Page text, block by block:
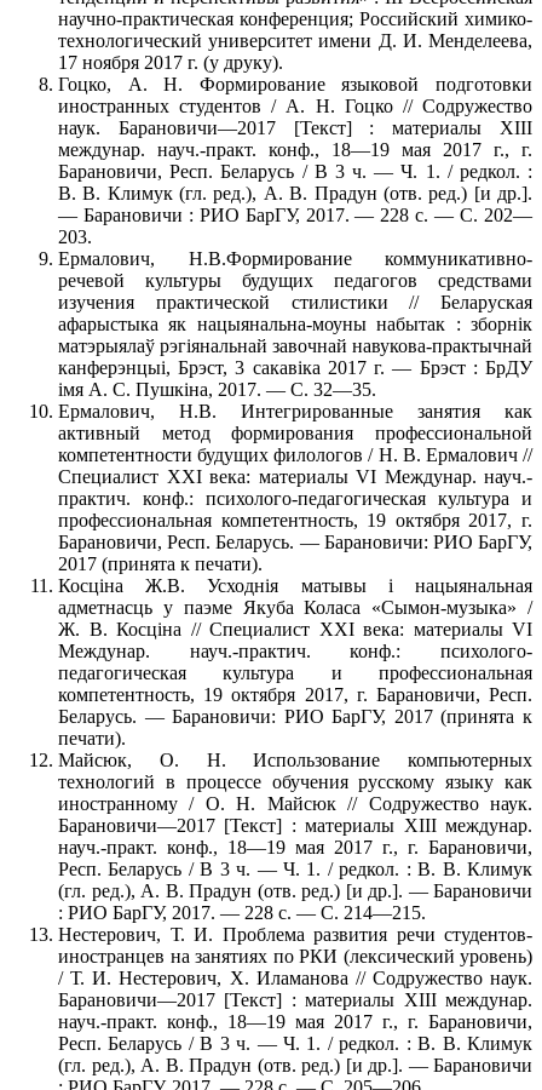
научно-практическая конференция; Российский химико-
технологический университет имени Д. И. Менделеева,
17 ноября 2017 г. (у друку).
Гоцко, А. Н. Формирование языковой подготовки
иностранных студентов / А. Н. Гоцко // Содружество
наук. Барановичи—2017 [Текст] : материалы XIII
междунар. науч.-практ. конф., 18—19 мая 2017 г., г.
Барановичи, Респ. Беларусь / В 3 ч. — Ч. 1. / редкол. :
В. В. Климук (гл. ред.), А. В. Прадун (отв. ред.) [и др.].
— Барановичи : РИО БарГУ, 2017. — 228 с. — С. 202—
203.
Ермалович, Н.В.Формирование коммуникативно-
речевой культуры будущих педагогов средствами
изучения практической стилистики // Беларуская
афарыстыка як нацыянальна-моуны набытак : зборнiк
матэрыялаў рэгiянальнай завочнай навукова-практычнай
канферэнцыi, Брэст, 3 сакавіка 2017 г. — Брэст : БрДУ
iмя А. С. Пушкiна, 2017. — С. 32—35.
Ермалович, Н.В. Интегрированные занятия как
активный метод формирования профессиональной
компетентности будущих филологов / Н. В. Ермалович //
Специалист ХХI века: материалы VI Междунар. науч.-
практич. конф.: психолого-педагогическая культура и
профессиональная компетентность, 19 октября 2017, г.
Барановичи, Респ. Беларусь. — Барановичи: РИО БарГУ,
2017 (принята к печати).
Косціна Ж.В. Усходнія матывы і нацыянальная
адметнасць у паэме Якуба Коласа «Сымон-музыка» /
Ж. В. Косціна // Специалист ХХI века: материалы VI
Междунар. науч.-практич. конф.: психолого-
педагогическая культура и профессиональная
компетентность, 19 октября 2017, г. Барановичи, Респ.
Беларусь. — Барановичи: РИО БарГУ, 2017 (принята к
печати).
Майсюк, О. Н. Использование компьютерных
технологий в процессе обучения русскому языку как
иностранному / О. Н. Майсюк // Содружество наук.
Барановичи—2017 [Текст] : материалы XIII междунар.
науч.-практ. конф., 18—19 мая 2017 г., г. Барановичи,
Респ. Беларусь / В 3 ч. — Ч. 1. / редкол. : В. В. Климук
(гл. ред.), А. В. Прадун (отв. ред.) [и др.]. — Барановичи
: РИО БарГУ, 2017. — 228 с. — С. 214—215.
Нестерович, Т. И. Проблема развития речи студентов-
иностранцев на занятиях по РКИ (лексический уровень)
/ Т. И. Нестерович, Х. Иламанова // Содружество наук.
Барановичи—2017 [Текст] : материалы XIII междунар.
науч.-практ. конф., 18—19 мая 2017 г., г. Барановичи,
Респ. Беларусь / В 3 ч. — Ч. 1. / редкол. : В. В. Климук
(гл. ред.), А. В. Прадун (отв. ред.) [и др.]. — Барановичи